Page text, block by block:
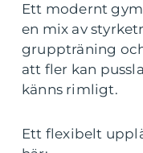
Ett modernt
en mix av
gruppträning
att fler kan
känns rimligt.
Ett flexibelt